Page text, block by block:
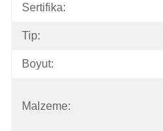
Sertifika:
Tip:
Boyut:
Malzeme: